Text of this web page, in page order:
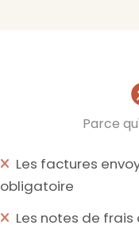
Parce
Les factures
obligatoire
Les notes de